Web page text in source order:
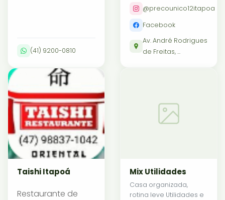
(41) 9200-0810
@precounico12itapoa
Facebook
Av. André Rodrigues
de Freitas, ...
Taishi Itapoá
Restaurante de
Mix Utilidades
Casa organizada,
rotina leve Utilidades e